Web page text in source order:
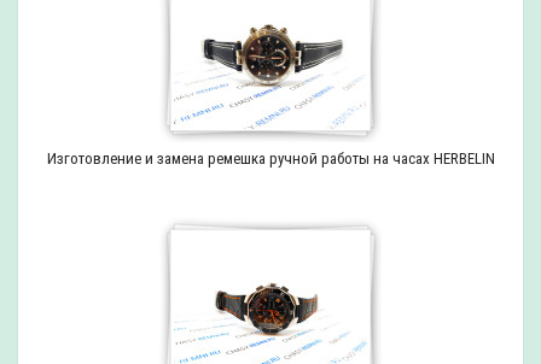
Изготовление и замена ремешка ручной работы на часах HERBELIN